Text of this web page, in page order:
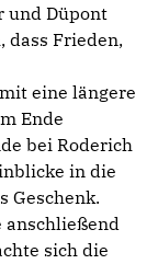
und Düpont
dass Frieden,
eine längere
Ende
bei Roderich
in die
Geschenk.
anschließend
sich die